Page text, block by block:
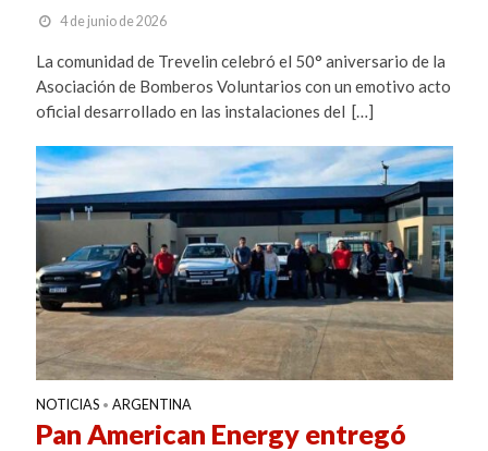
4 de junio de 2026
La comunidad de Trevelin celebró el 50° aniversario de la
Asociación de Bomberos Voluntarios con un emotivo acto
oficial desarrollado en las instalaciones del […]
NOTICIAS • ARGENTINA
Pan American Energy entregó